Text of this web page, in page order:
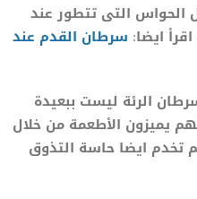
الحواس التى تتطور عند
ايضا: سرطان القدم عند
الرئة ليست ببعيدة
يميزون الأطعمة من خلال
تخدم ايضا حاسة التذوق